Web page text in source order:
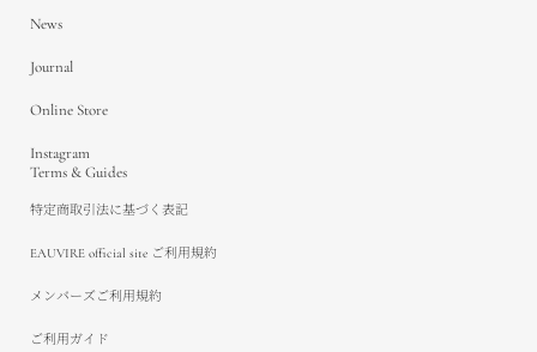
News
Journal
Online Store
Instagram
Terms & Guides
特定商取引法に基づく表記
EAUVIRE official site ご利用規約
メンバーズご利用規約
ご利用ガイド